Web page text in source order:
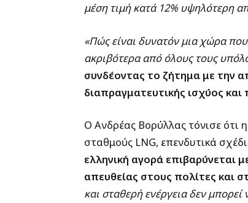
μέση τιμή κατά 12% υψηλότερη
«Πώς είναι δυνατόν μια χώρα
ακριβότερα από όλους τους
συνδέοντας το ζήτημα με την
διαπραγματευτικής ισχύος
Ο Ανδρέας Βορύλλας τόνισε ότι
σταθμούς LNG, επενδυτικά
ελληνική αγορά επιβαρύνεται
απευθείας στους πολίτες και
και σταθερή ενέργεια δεν